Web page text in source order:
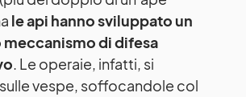
le api hanno sviluppato un
di difesa
. Le operaie, infatti, si
vespe, soffocandole col